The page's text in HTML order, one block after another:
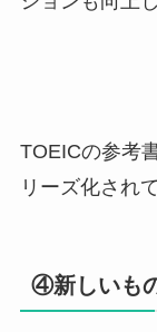
TOEICの参考
リーズ化され
④新しいも